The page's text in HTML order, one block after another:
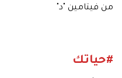
من فيتامين "د"
#حياتك